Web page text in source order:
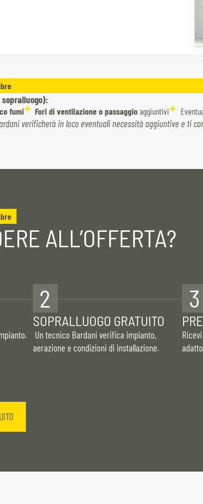
fumi Fori di ventilazione o passaggioaggiuntivi
verificherà in loco eventuali necessità aggiuntive e ti
ALL’OFFERTA?
2
SOPRALLUOGO GRATUITO
Un tecnico Bardani verifica impianto,
aerazione e condizioni di installazione.
3